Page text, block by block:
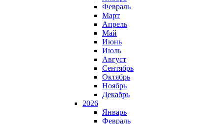
Февраль
Март
Апрель
Май
Июнь
Июль
Август
Сентябрь
Октябрь
Ноябрь
Декабрь
2026
Январь
Февраль